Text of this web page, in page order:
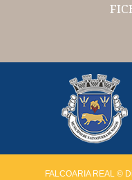
FALCOARIA REAL ©